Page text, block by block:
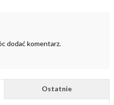
dodać komentarz.
Ostatnie